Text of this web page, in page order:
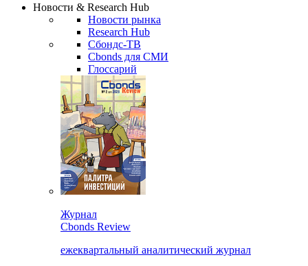
Новости & Research Hub
Новости рынка
Research Hub
Сбондс-ТВ
Cbonds для СМИ
Глоссарий
Журнал
Cbonds Review
ежеквартальный аналитический журнал